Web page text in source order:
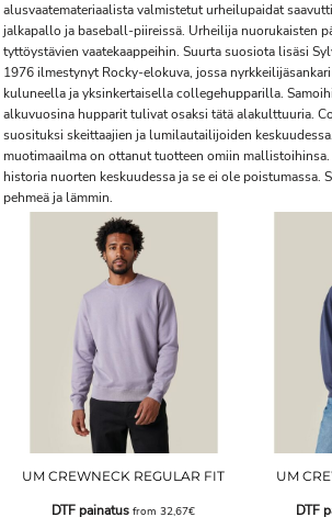
alusvaatemateriaalista valmistetut urheilupaidat
jalkapallo ja baseball-piireissä. Urheilija nuorukaisten
tyttöystävien vaatekaappeihin. Suurta suosiota lisäsi
1976 ilmestynyt Rocky-elokuva, jossa
kuluneella ja yksinkertaisella collegehupparilla.
alkuvuosina hupparit tulivat osaksi tätä alakulttuuria.
suosituksi skeittaajien ja lumilautailijoiden
muotimaailma on ottanut tuotteen omiin
historia nuorten keskuudessa ja se ei ole poistumassa.
pehmeä ja lämmin.
UM CREWNECK REGULAR FIT
DTF painatus from32,67€
UM
DTF